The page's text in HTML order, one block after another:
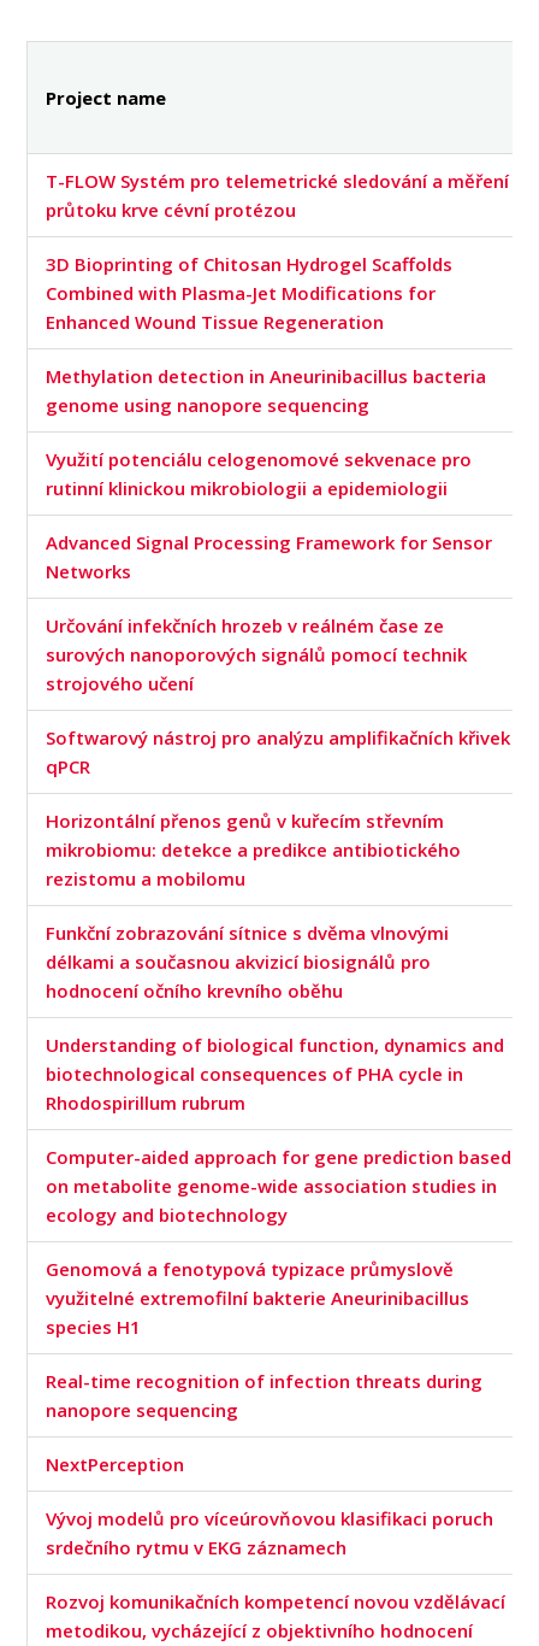
LABORATORIES
CONTACT
Project name
T-FLOW Systém pro telemetrické sledování a měření
průtoku krve cévní protézou
3D Bioprinting of Chitosan Hydrogel Scaffolds
Combined with Plasma-Jet Modifications for
Enhanced Wound Tissue Regeneration
Methylation detection in Aneurinibacillus bacteria
genome using nanopore sequencing
Využití potenciálu celogenomové sekvenace pro
rutinní klinickou mikrobiologii a epidemiologii
Advanced Signal Processing Framework for Sensor
Networks
Určování infekčních hrozeb v reálném čase ze
surových nanoporových signálů pomocí technik
strojového učení
Softwarový nástroj pro analýzu amplifikačních křivek
qPCR
Horizontální přenos genů v kuřecím střevním
mikrobiomu: detekce a predikce antibiotického
rezistomu a mobilomu
Funkční zobrazování sítnice s dvěma vlnovými
délkami a současnou akvizicí biosignálů pro
hodnocení očního krevního oběhu
Understanding of biological function, dynamics and
biotechnological consequences of PHA cycle in
Rhodospirillum rubrum
Computer-aided approach for gene prediction based
on metabolite genome-wide association studies in
ecology and biotechnology
Genomová a fenotypová typizace průmyslově
využitelné extremofilní bakterie Aneurinibacillus
species H1
Real-time recognition of infection threats during
nanopore sequencing
NextPerception
Vývoj modelů pro víceúrovňovou klasifikaci poruch
srdečního rytmu v EKG záznamech
Rozvoj komunikačních kompetencí novou vzdělávací
metodikou, vycházející z objektivního hodnocení